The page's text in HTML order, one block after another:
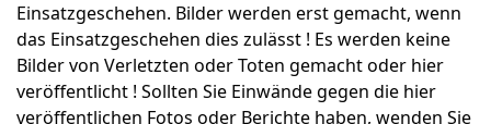
Einsatzgeschehen. Bilder werden erst gemacht, wenn
das Einsatzgeschehen dies zulässt ! Es werden keine
Bilder von Verletzten oder Toten gemacht oder hier
veröffentlicht ! Sollten Sie Einwände gegen die hier
veröffentlichen Fotos oder Berichte haben, wenden Sie